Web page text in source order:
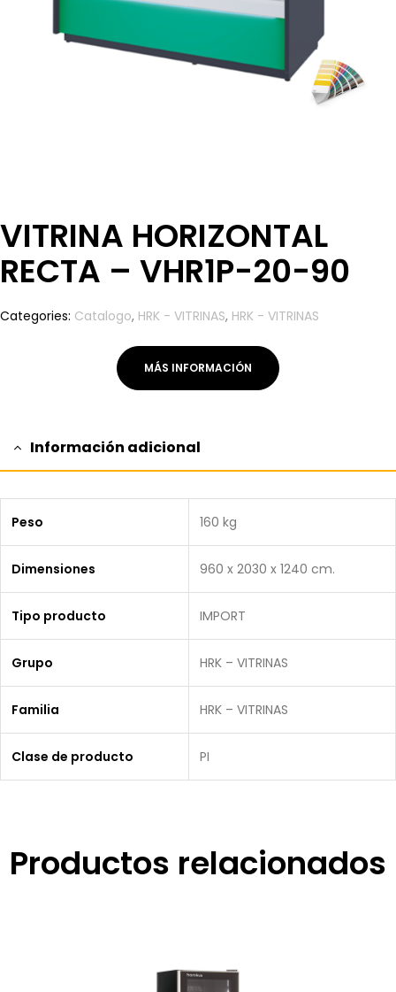
VITRINA HORIZONTAL
RECTA – VHR1P-20-90
Categories: Catalogo, HRK - VITRINAS, HRK - VITRINAS
MÁS INFORMACIÓN
Información adicional
Peso 160 kg
Dimensiones 960 x 2030 x 1240 cm.
Tipo producto IMPORT
Grupo HRK – VITRINAS
Familia HRK – VITRINAS
Clase de producto PI
Productos relacionados